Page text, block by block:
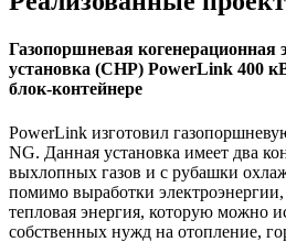
Газопоршневая когенерационная
установка (CHP) PowerLink 400
блок-контейнере
PowerLink изготовил
NG. Данная установка имеет два
выхлопных газов и с рубашки
помимо выработки
тепловая энергия, которую можно
собственных нужд на отопление,